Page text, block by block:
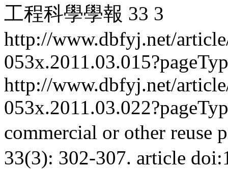
工程科學學報 33 3
http://www.dbfyj.net/
http://www.dbfyj.net/
commercial or other reuse
33(3): 302-307. article